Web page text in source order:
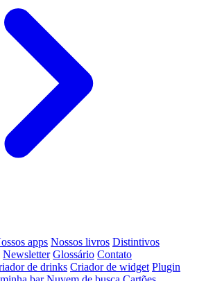
apps Nossos livros Distintivos
Newsletter Glossário Contato
de drinks Criador de widget Plugin